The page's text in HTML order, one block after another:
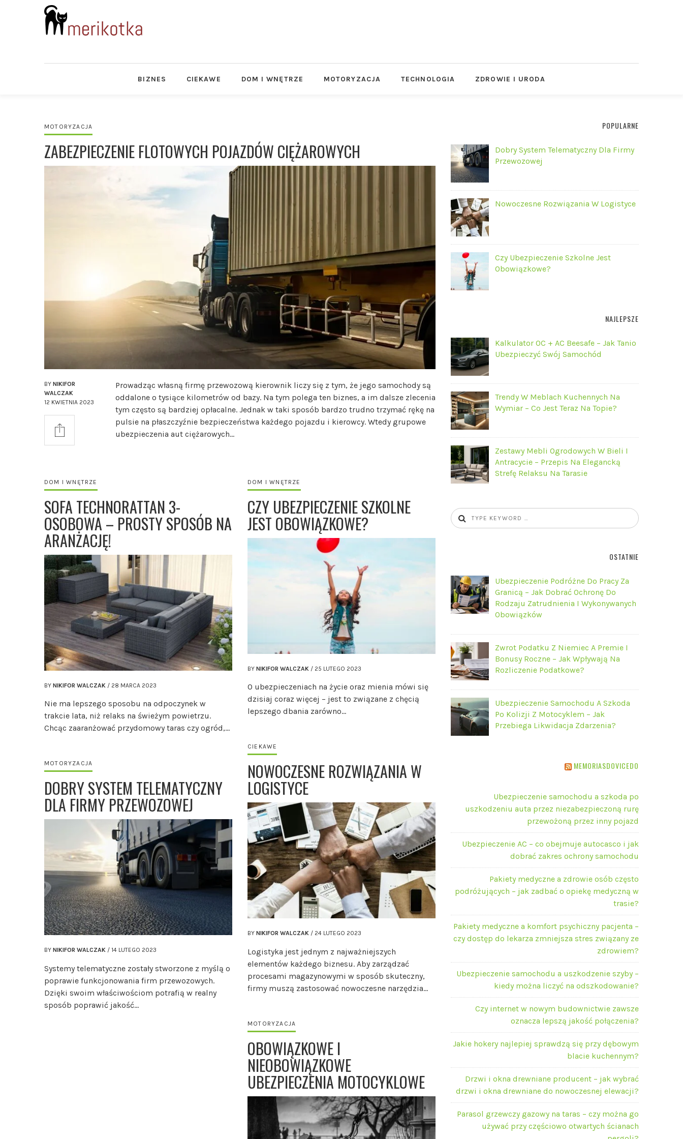
BIZNES CIEKAWE DOM I WNĘTRZE MOTORYZACJA TECHNOLOGIA ZDROWIE I URODA
MOTORYZACJA
ZABEZPIECZENIE FLOTOWYCH POJAZDÓW CIĘŻAROWYCH
BY NIKIFOR
WALCZAK
12 KWIETNIA 2023
Prowadząc własną firmę przewozową kierownik liczy się z tym, że jego samochody są
oddalone o tysiące kilometrów od bazy. Na tym polega ten biznes, a im dalsze zlecenia
tym często są bardziej opłacalne. Jednak w taki sposób bardzo trudno trzymać rękę na
pulsie na płaszczyźnie bezpieczeństwa każdego pojazdu i kierowcy. Wtedy grupowe
ubezpieczenia aut ciężarowych…
DOM I WNĘTRZE
SOFA TECHNORATTAN 3-
OSOBOWA – PROSTY SPOSÓB NA
ARANŻACJĘ!
BY NIKIFOR WALCZAK / 28 MARCA 2023
Nie ma lepszego sposobu na odpoczynek w
trakcie lata, niż relaks na świeżym powietrzu.
Chcąc zaaranżować przydomowy taras czy ogród,…
DOM I WNĘTRZE
CZY UBEZPIECZENIE SZKOLNE
JEST OBOWIĄZKOWE?
BY NIKIFOR WALCZAK / 25 LUTEGO 2023
O ubezpieczeniach na życie oraz mienia mówi się
dzisiaj coraz więcej – jest to związane z chęcią
lepszego dbania zarówno…
CIEKAWE
NOWOCZESNE ROZWIĄZANIA W
LOGISTYCE
BY NIKIFOR WALCZAK / 24 LUTEGO 2023
Logistyka jest jednym z najważniejszych
elementów każdego biznesu. Aby zarządzać
procesami magazynowymi w sposób skuteczny,
firmy muszą zastosować nowoczesne narzędzia…
MOTORYZACJA
DOBRY SYSTEM TELEMATYCZNY
DLA FIRMY PRZEWOZOWEJ
BY NIKIFOR WALCZAK / 14 LUTEGO 2023
Systemy telematyczne zostały stworzone z myślą o
poprawie funkcjonowania firm przewozowych.
Dzięki swoim właściwościom potrafią w realny
sposób poprawić jakość…
MOTORYZACJA
OBOWIĄZKOWE I
NIEOBOWIĄZKOWE
UBEZPIECZENIA MOTOCYKLOWE
POPULARNE
Dobry System Telematyczny Dla Firmy
Przewozowej
Nowoczesne Rozwiązania W Logistyce
Czy Ubezpieczenie Szkolne Jest
Obowiązkowe?
NAJLEPSZE
Kalkulator OC + AC Beesafe – Jak Tanio
Ubezpieczyć Swój Samochód
Trendy W Meblach Kuchennych Na
Wymiar – Co Jest Teraz Na Topie?
Zestawy Mebli Ogrodowych W Bieli I
Antracycie – Przepis Na Elegancką
Strefę Relaksu Na Tarasie
OSTATNIE
Ubezpieczenie Podróżne Do Pracy Za
Granicą – Jak Dobrać Ochronę Do
Rodzaju Zatrudnienia I Wykonywanych
Obowiązków
Zwrot Podatku Z Niemiec A Premie I
Bonusy Roczne – Jak Wpływają Na
Rozliczenie Podatkowe?
Ubezpieczenie Samochodu A Szkoda
Po Kolizji Z Motocyklem – Jak
Przebiega Likwidacja Zdarzenia?
MEMORIASDOVICEDO
Ubezpieczenie samochodu a szkoda po
uszkodzeniu auta przez niezabezpieczoną rurę
przewożoną przez inny pojazd
Ubezpieczenie AC – co obejmuje autocasco i jak
dobrać zakres ochrony samochodu
Pakiety medyczne a zdrowie osób często
podróżujących – jak zadbać o opiekę medyczną w
trasie?
Pakiety medyczne a komfort psychiczny pacjenta –
czy dostęp do lekarza zmniejsza stres związany ze
zdrowiem?
Ubezpieczenie samochodu a uszkodzenie szyby –
kiedy można liczyć na odszkodowanie?
Czy internet w nowym budownictwie zawsze
oznacza lepszą jakość połączenia?
Jakie hokery najlepiej sprawdzą się przy dębowym
blacie kuchennym?
Drzwi i okna drewniane producent – jak wybrać
drzwi i okna drewniane do nowoczesnej elewacji?
Parasol grzewczy gazowy na taras – czy można go
używać przy częściowo otwartych ścianach